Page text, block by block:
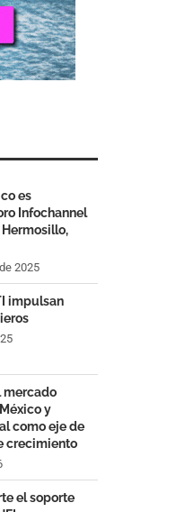
es
Infochannel
2025
impulsan
mercado
y
como eje de
crecimiento
el soporte